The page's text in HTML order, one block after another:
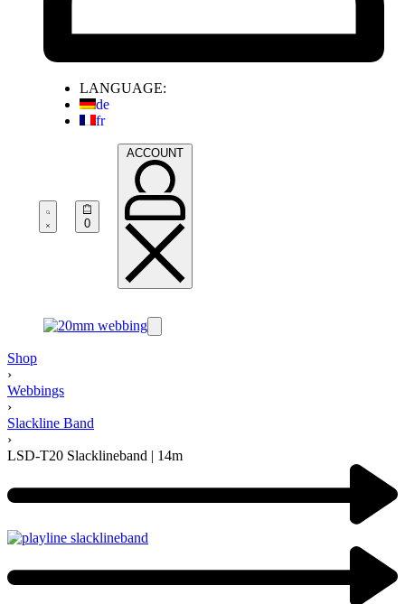
LANGUAGE:
de
fr
0
ACCOUNT
Shop
›
Webbings
›
Slackline Band
›
LSD-T20 Slacklineband | 14m